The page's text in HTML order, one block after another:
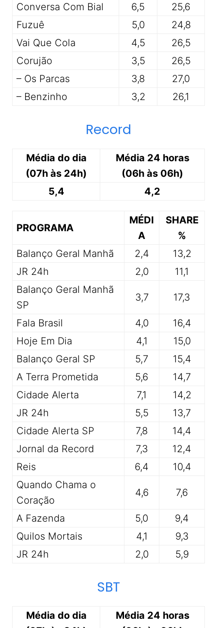
Conversa Com Bial
6,5
25,6
Fuzuê
5,0
24,8
Vai Que Cola
4,5
26,5
Corujão
3,5
26,5
– Os Parcas
3,8
27,0
– Benzinho
3,2 26,1
Record
Média do dia
(07h às 24h)
Média 24 horas
(06h às 06h)
5,4
4,2
PROGRAMA
MÉDI
A
SHARE
%
Balanço Geral Manhã
2,4
13,2
JR 24h
2,0
11,1
Balanço Geral Manhã
SP
3,7 17,3
Fala Brasil 4,0
16,4
Hoje Em Dia
4,1
15,0
Balanço Geral SP
5,7
15,4
A Terra Prometida
5,6
14,7
Cidade Alerta
7,1
14,2
JR 24h
5,5
13,7
Cidade Alerta SP
7,8
14,4
Jornal da Record
7,3
12,4
Reis
6,4
10,4
Quando Chama o
Coração
4,6 7,6
A Fazenda 5,0
9,4
Quilos Mortais
4,1
9,3
JR 24h
2,0 5,9
SBT
Média do dia
Média 24 horas